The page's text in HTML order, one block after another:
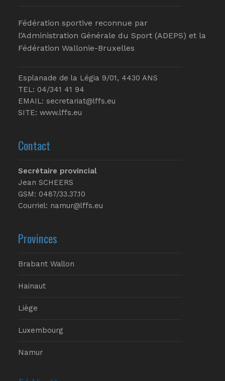
Fédération sportive reconnue par
l’Administration Générale du Sport (ADEPS) et la
Fédération Wallonie-Bruxelles
Esplanade de la Légia 9/01, 4430 ANS
TEL: 04/341 41 94
EMAIL: secretariat@lffs.eu
SITE: www.lffs.eu
Contact
Secrétaire provincial
Jean SCHEERS
GSM: 0487/33.37.10
Courriel: namur@lffs.eu
Provinces
Brabant Wallon
Hainaut
Liège
Luxembourg
Namur